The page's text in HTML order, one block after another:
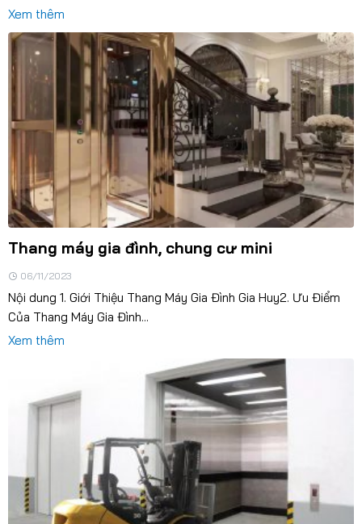
Xem thêm
Thang máy gia đình, chung cư mini
06/11/2023
Nội dung 1. Giới Thiệu Thang Máy Gia Đình Gia Huy2. Ưu Điểm
Của Thang Máy Gia Đình...
Xem thêm